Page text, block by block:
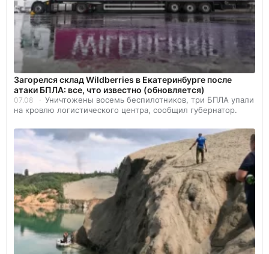
Загорелся склад Wildberries в Екатеринбурге после
атаки БПЛА: все, что известно (обновляется)
07.08
Уничтожены восемь беспилотников, три БПЛА упали
на кровлю логистического центра, сообщил губернатор.